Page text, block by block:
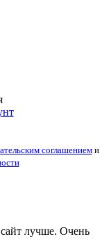
соглашениеми
лучше. Очень